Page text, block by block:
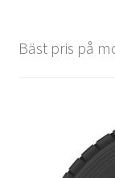
Bäst pris på